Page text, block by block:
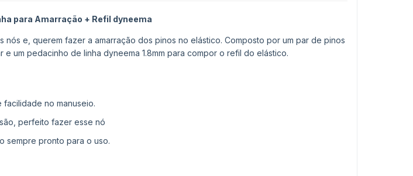
para Amarração + Refil dyneema
nós e, querem fazer a amarração dos pinos no elástico. Composto por um par de pinos
um pedacinho de linha dyneema 1.8mm para compor o refil do elástico.
facilidade no manuseio.
perfeito fazer esse nó
sempre pronto para o uso.